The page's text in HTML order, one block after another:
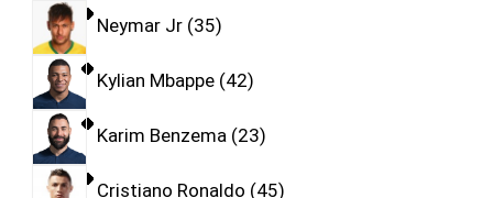
Neymar Jr 35
Kylian Mbappe 42
Karim Benzema 23
Cristiano Ronaldo 45